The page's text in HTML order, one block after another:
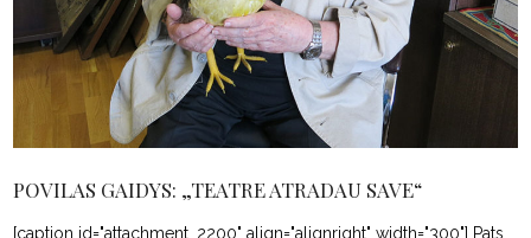
POVILAS GAIDYS: „TEATRE ATRADAU SAVE“
[caption id="attachment_2200" align="alignright" width="300"] Pats